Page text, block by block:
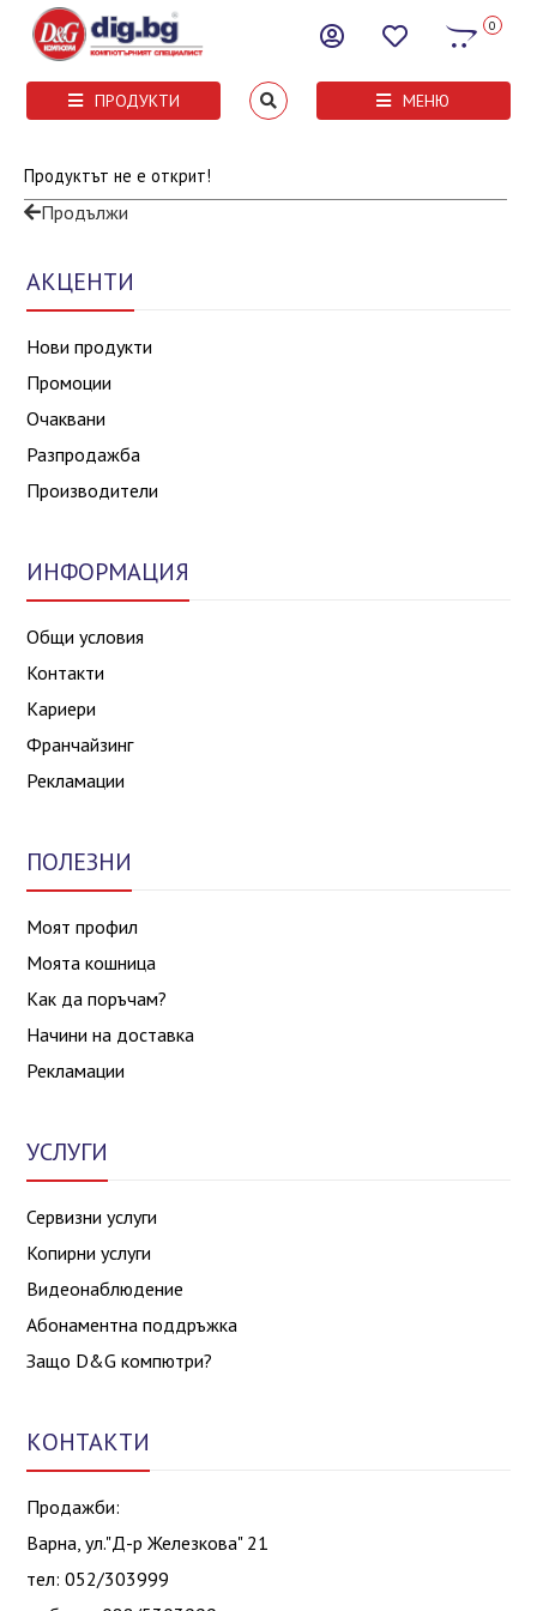
0
ПРОДУКТИ МЕНЮ
Продуктът не е открит!
Продължи
АКЦЕНТИ
Нови продукти
Промоции
Очаквани
Разпродажба
Производители
ИНФОРМАЦИЯ
Общи условия
Контакти
Кариери
Франчайзинг
Рекламации
ПОЛЕЗНИ
Моят профил
Моята кошница
Как да поръчам?
Начини на доставка
Рекламации
УСЛУГИ
Сервизни услуги
Копирни услуги
Видеонаблюдение
Абонаментна поддръжка
Защо D&G компютри?
КОНТАКТИ
Продажби:
Варна, ул."Д-р Железкова" 21
тел: 052/303999